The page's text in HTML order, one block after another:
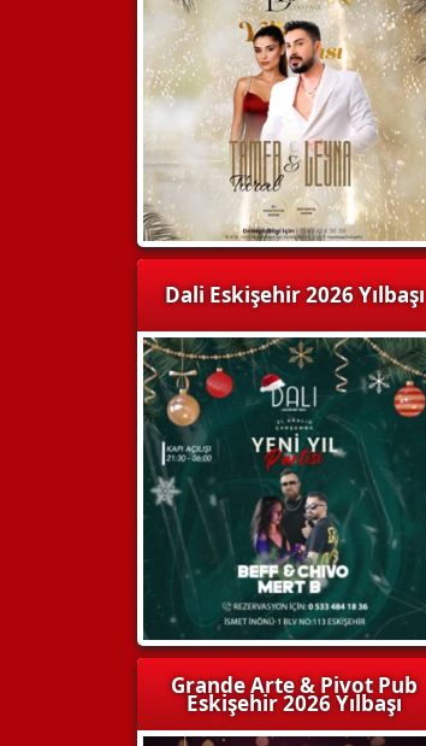
Dali Eskişehir 2026 Yılbaşı
Grande Arte & Pivot Pub
Eskişehir 2026 Yılbaşı